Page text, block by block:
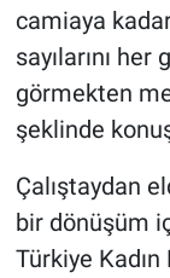
camiaya
sayılarını her
görmekten
şeklinde
Çalıştaydan
bir dönüşüm
Türkiye